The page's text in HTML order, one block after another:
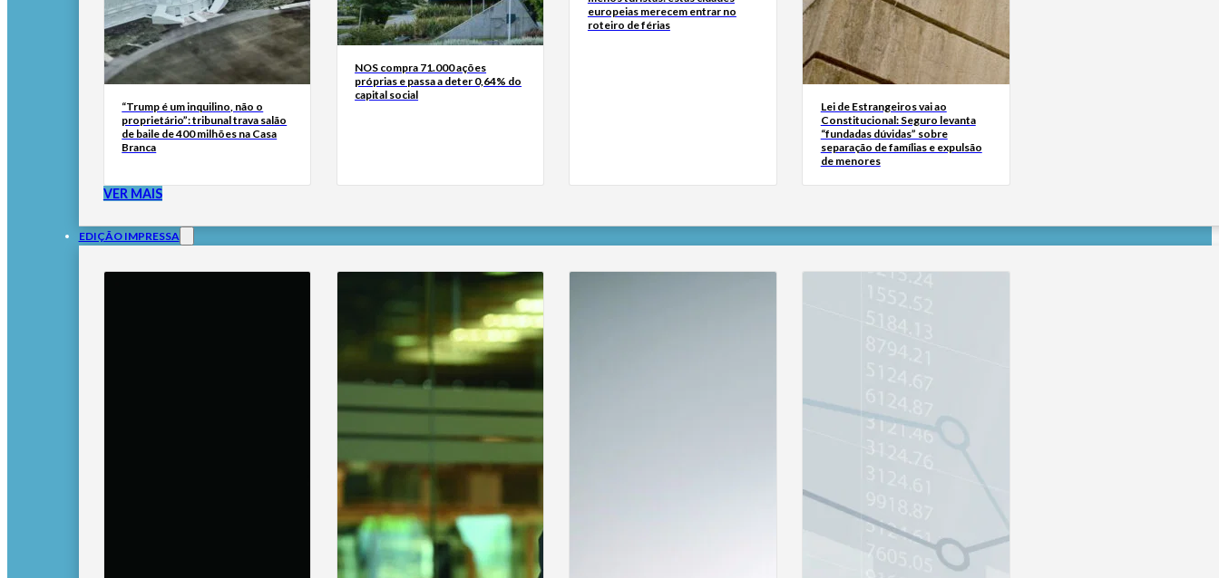
“Trump é um inquilino, não o
proprietário”: tribunal trava salão
de baile de 400 milhões na Casa
Branca
NOS compra 71.000 ações
próprias e passa a deter 0,64% do
capital social
europeias merecem entrar no
roteiro de férias
Lei de Estrangeiros vai ao
Constitucional: Seguro levanta
“fundadas dúvidas” sobre
separação de famílias e expulsão
de menores
VER MAIS
EDIÇÃO IMPRESSA